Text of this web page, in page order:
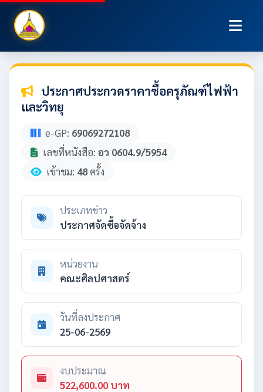
ประกาศประกวดราคาซื้อครุภัณฑ์ไฟฟ้า
และวิทยุ
e-GP: 69069272108
เลขที่หนังสือ: อว 0604.9/5954
เข้าชม: 48ครั้ง
ประเภทข่าว
ประกาศจัดซื้อจัดจ้าง
หน่วยงาน
คณะศิลปศาสตร์
วันที่ลงประกาศ
25-06-2569
งบประมาณ
522,600.00 บาท